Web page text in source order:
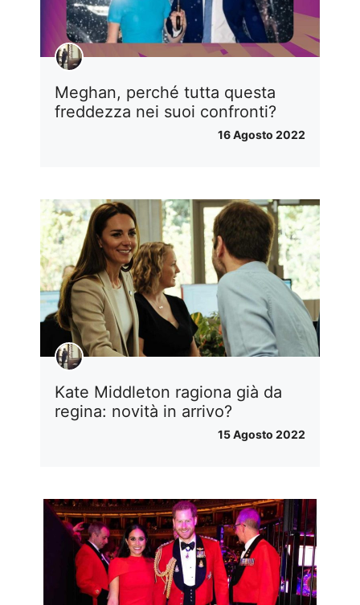
Meghan, perché tutta questa
freddezza nei suoi confronti?
16 Agosto 2022
Kate Middleton ragiona già da
regina: novità in arrivo?
15 Agosto 2022